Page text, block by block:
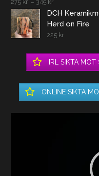
275 kr – 345 kr
DCH
Herd on Fire
225 kr
IRL SIKTA
ONLINE SIKTA